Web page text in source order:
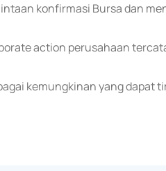
konfirmasi Bursa dan
action perusahaan
kemungkinan yang dapat